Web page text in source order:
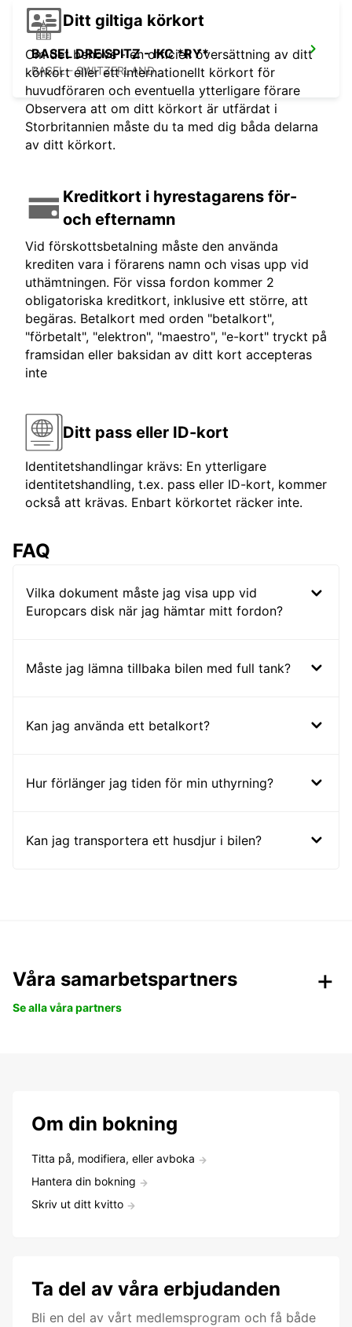
BASEL DREISPITZ - IKC *RY*
BASEL - SWITZERLAND
Ditt giltiga körkort
Om det behövs - en officiell översättning av ditt
körkort eller ett internationellt körkort för
huvudföraren och eventuella ytterligare förare
Observera att om ditt körkort är utfärdat i
Storbritannien måste du ta med dig båda delarna
av ditt körkort.
Kreditkort i hyrestagarens för-
och efternamn
Vid förskottsbetalning måste den använda
krediten vara i förarens namn och visas upp vid
uthämtningen. För vissa fordon kommer 2
obligatoriska kreditkort, inklusive ett större, att
begäras. Betalkort med orden "betalkort",
"förbetalt", "elektron", "maestro", "e-kort" tryckt på
framsidan eller baksidan av ditt kort accepteras
inte
Ditt pass eller ID-kort
Identitetshandlingar krävs: En ytterligare
identitetshandling, t.ex. pass eller ID-kort, kommer
också att krävas. Enbart körkortet räcker inte.
FAQ
Vilka dokument måste jag visa upp vid
Europcars disk när jag hämtar mitt fordon?
Måste jag lämna tillbaka bilen med full tank?
Kan jag använda ett betalkort?
Hur förlänger jag tiden för min uthyrning?
Kan jag transportera ett husdjur i bilen?
Våra samarbetspartners
Se alla våra partners
Om din bokning
Titta på, modifiera, eller avboka
Hantera din bokning
Skriv ut ditt kvitto
Ta del av våra erbjudanden
Bli en del av vårt medlemsprogram och få både